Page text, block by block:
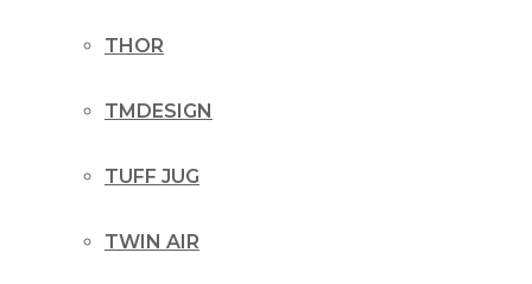
THOR
TMDESIGN
TUFF JUG
TWIN AIR